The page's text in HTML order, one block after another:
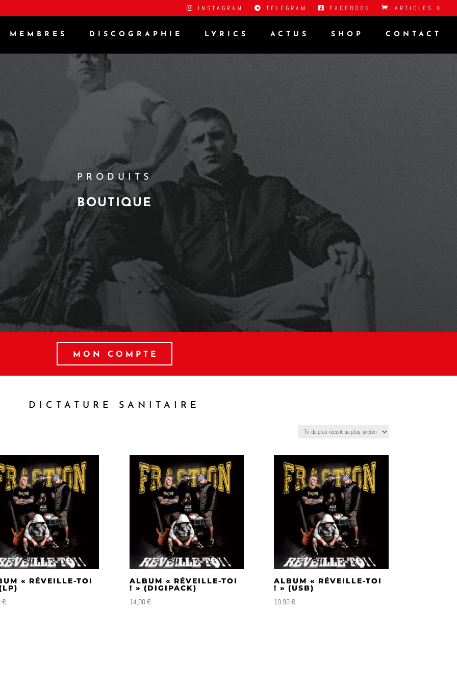
INSTAGRAM TELEGRAM FACEBOOK ARTICLES 0
MEMBRES DISCOGRAPHIE LYRICS ACTUS SHOP CONTACT
PRODUITS
BOUTIQUE
MON COMPTE
DICTATURE SANITAIRE
« RÉVEILLE-TOI
€
ALBUM « RÉVEILLE-TOI
! » (DIGIPACK)
14,90€
ALBUM « RÉVEILLE-TOI
! » (USB)
19,90€